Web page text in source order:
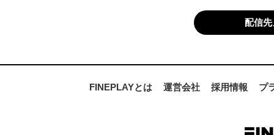
配信
FINEPLAYとは 運営会社 採用情報 プ